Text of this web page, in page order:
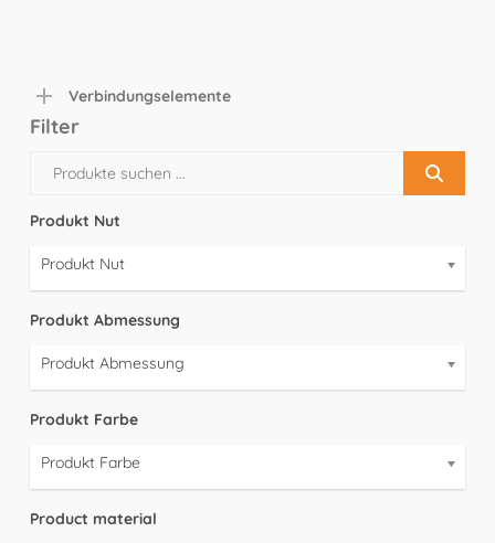
Verbindungselemente
Filter
Produkt Nut
Produkt Nut
Produkt Abmessung
Produkt Abmessung
Produkt Farbe
Produkt Farbe
Product material